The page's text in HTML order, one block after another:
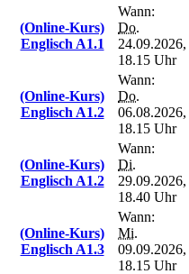
(Online-Kurs)
Englisch A1.1
Wann:
Do.
24.09.2026,
18.15 Uhr
(Online-Kurs)
Englisch A1.2
Wann:
Do.
06.08.2026,
18.15 Uhr
(Online-Kurs)
Englisch A1.2
Wann:
Di.
29.09.2026,
18.40 Uhr
(Online-Kurs)
Englisch A1.3
Wann:
Mi.
09.09.2026,
18.15 Uhr